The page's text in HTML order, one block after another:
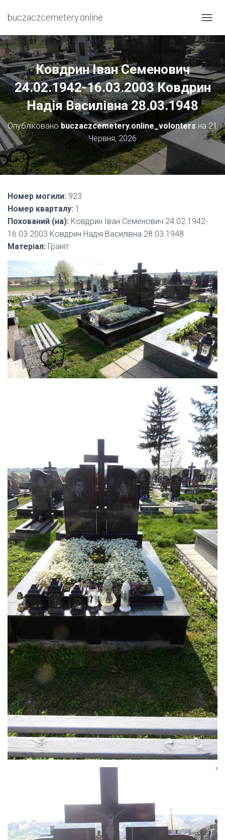
buczaczcemetery.online
Е
Р
К
Н
У
Т
И
А
В
Г
Ковдрин Іван Семенович
24.02.1942-16.03.2003 Ковдрин
Надія Василівна 28.03.1948
Опубліковано buczaczcemetery.online_volonters на21
Червня, 2026
Номер могили: 923
Номер кварталу: 1
Похований (на): Ковдрин Іван Семенович 24.02.1942-
16.03.2003 Ковдрин Надія Василівна 28.03.1948
Матеріал: Граніт